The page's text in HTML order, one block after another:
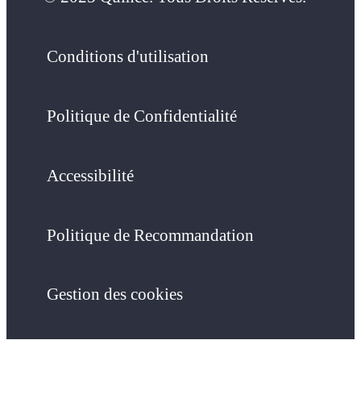
Conditions d'utilisation
Politique de Confidentialité
Accessibilité
Politique de Recommandation
Gestion des cookies